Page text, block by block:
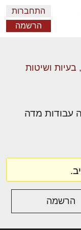
התחברות
הרשמה
בעיות ושיטות
עבודות מדה
הרשמה